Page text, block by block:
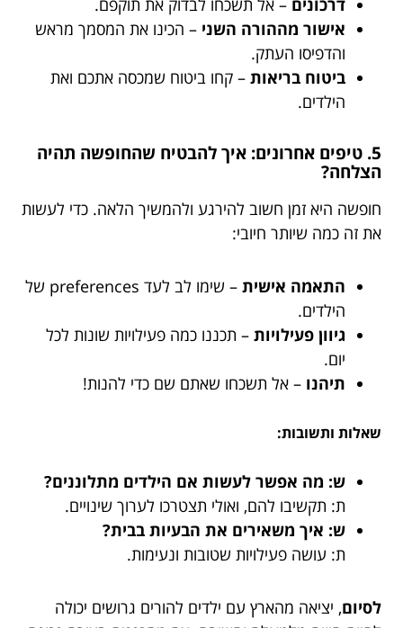
אישור מההורה השני – הכינו את המסמך מראש
והדפיסו העתק.
ביטוח בריאות – קחו ביטוח שמכסה אתכם ואת
הילדים.
5. טיפים אחרונים: איך להבטיח שהחופשה תהיה
הצלחה?
חופשה היא זמן חשוב להירגע ולהמשיך הלאה. כדי לעשות
את זה כמה שיותר חיובי:
התאמה אישית
– שימו לב לעד preferences של
הילדים.
גיוון פעילויות – תכננו כמה פעילויות שונות לכל
יום.
תיהנו – אל תשכחו שאתם שם כדי להנות!
שאלות ותשובות:
ש: מה אפשר לעשות אם הילדים מתלוננים?
ת: תקשיבו להם, ואולי תצטרכו לערוך שינויים.
ש: איך משאירים את הבעיות בבית?
ת: עושה פעילויות שטובות ונעימות.
לסיום, יציאה מהארץ עם ילדים להורים גרושים יכולה